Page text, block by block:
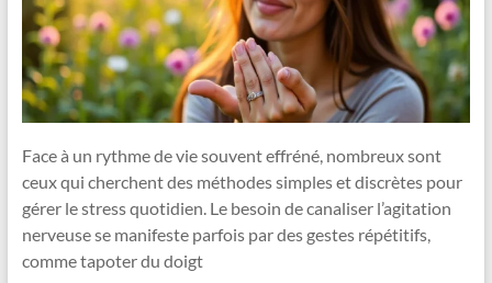
Face à un rythme de vie souvent effréné, nombreux sont
ceux qui cherchent des méthodes simples et discrètes pour
gérer le stress quotidien. Le besoin de canaliser l’agitation
nerveuse se manifeste parfois par des gestes répétitifs,
comme tapoter du doigt